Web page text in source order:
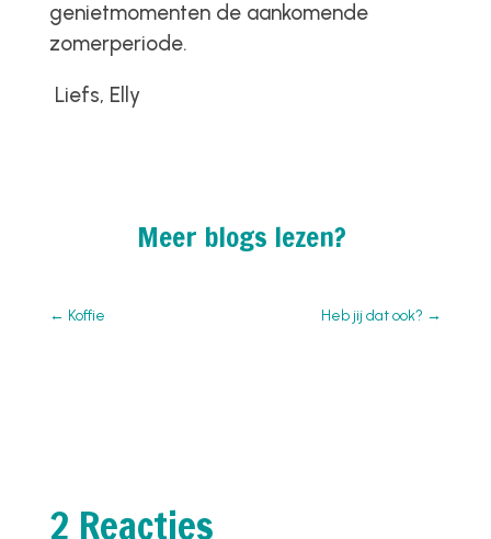
genietmomenten de aankomende
zomerperiode.
Liefs, Elly
Meer blogs lezen?
← Koffie Heb jij dat ook? →
2 Reacties